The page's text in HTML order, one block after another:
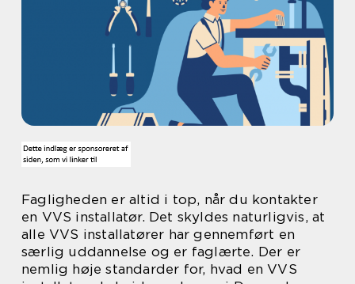
Fagligheden er altid i top, når du kontakter
en VVS installatør. Det skyldes naturligvis, at
alle VVS installatører har gennemført en
særlig uddannelse og er faglærte. Der er
nemlig høje standarder for, hvad en VVS